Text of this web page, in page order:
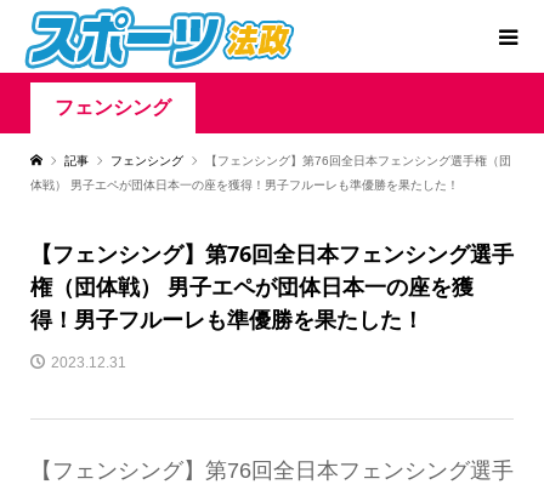
フェンシング
記事 フェンシング
【フェンシング】第76回全日本フェンシング選手権（団
体戦） 男子エペが団体日本一の座を獲得！男子フルーレも準優勝を果たした！
【フェンシング】第76回全日本フェンシング選手
権（団体戦） 男子エペが団体日本一の座を獲
得！男子フルーレも準優勝を果たした！
2023.12.31
【フェンシング】第76回全日本フェンシング選手